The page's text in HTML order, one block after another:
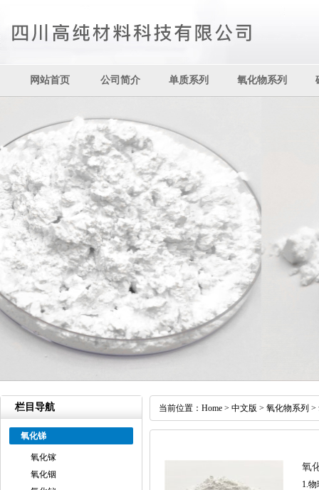
网站首页 公司简介 单质系列 氧化物系列
栏目导航
氧化锑
氧化镓
氧化铟
当前位置： Home > 中文版 > 氧化物系列 >
氧
1.